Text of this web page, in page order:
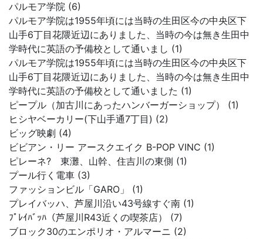
パルモア学院 (6)
パルモア学院は1955年頃には当時の生田区今の中央区下
山手6丁目花隈近辺にありました、当時の今は無き生田中
学時代に英語の予備校として通いまし (1)
パルモア学院は1955年頃には当時の生田区今の中央区下
山手6丁目花隈近辺にありました、当時の今は無き生田中
学時代に英語の予備校として通いました (1)
ピープル（加古川にあったハンバーガーショップ） (1)
ヒシヤベーカリー(下山手通7丁目) (2)
ビッグ映劇 (4)
ビビアン・リー アースクエイク B-POP VINC (1)
ピレーネ? 東灘、山幹、住吉川の東側 (1)
プール行く電車 (3)
ファッションビル「GARO」 (1)
プレイバッハ、芦屋川沿い43号線すぐ南 (1)
ﾌﾟﾚｲﾊﾞｯﾊ（芦屋川R43近くの喫茶店） (7)
ブロック30のエンポリオ・アルマーニ (2)